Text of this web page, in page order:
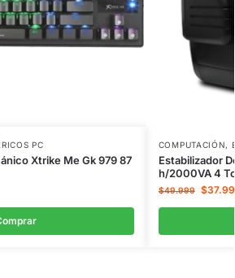
PC
Xtrike Me Gk 979 87
COMPUTACIÓN,
Estabilizador
h/2000VA 4
$49.999 $